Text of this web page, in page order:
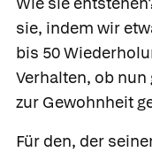
sie, indem wir
bis 50
Verhalten, ob
zur Gewohnheit
Für den, der